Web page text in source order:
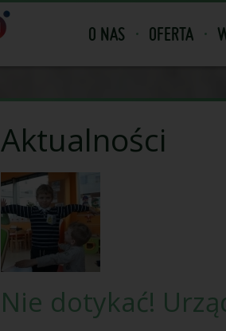
O NAS OFERTA
Aktualności
Nie dotykać!